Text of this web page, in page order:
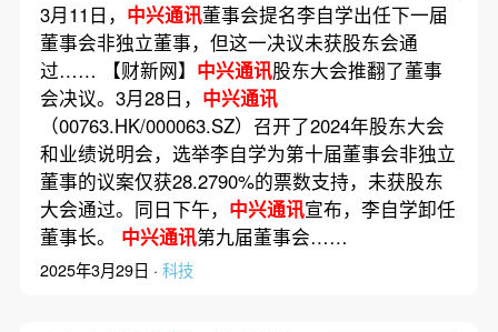
3月11日， 中兴通讯董事会提名李自学出任下一届
董事会非独立董事，但这一决议未获股东会通
过…… 【财新网】 中兴通讯股东大会推翻了董事
会决议。3月28日， 中兴通讯
（00763.HK/000063.SZ）召开了2024年股东大会
和业绩说明会，选举李自学为第十届董事会非独立
董事的议案仅获28.2790%的票数支持，未获股东
大会通过。同日下午， 中兴通讯宣布，李自学卸任
董事长。 中兴通讯第九届董事会……
2025年3月29日 · 科技